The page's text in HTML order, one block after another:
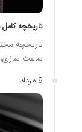
تاریخچه
تاریخچه
ساعت
9 مرداد